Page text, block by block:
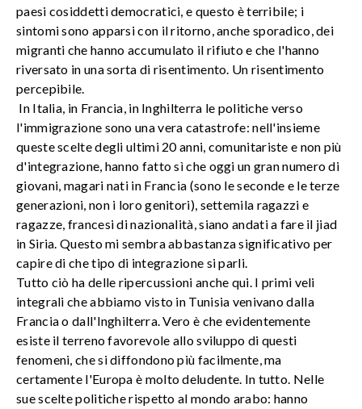
paesi cosiddetti democratici, e questo è terribile; i
sintomi sono apparsi con il ritorno, anche sporadico, dei
migranti che hanno accumulato il rifiuto e che l'hanno
riversato in una sorta di risentimento. Un risentimento
percepibile.
In Italia, in Francia, in Inghilterra le politiche verso
l'immigrazione sono una vera catastrofe: nell'insieme
queste scelte degli ultimi 20 anni, comunitariste e non più
d'integrazione, hanno fatto sì che oggi un gran numero di
giovani, magari nati in Francia (sono le seconde e le terze
generazioni, non i loro genitori), settemila ragazzi e
ragazze, francesi di nazionalità, siano andati a fare il jiad
in Siria. Questo mi sembra abbastanza significativo per
capire di che tipo di integrazione si parli.
Tutto ciò ha delle ripercussioni anche qui. I primi veli
integrali che abbiamo visto in Tunisia venivano dalla
Francia o dall'Inghilterra. Vero è che evidentemente
esiste il terreno favorevole allo sviluppo di questi
fenomeni, che si diffondono più facilmente, ma
certamente l'Europa è molto deludente. In tutto. Nelle
sue scelte politiche rispetto al mondo arabo: hanno